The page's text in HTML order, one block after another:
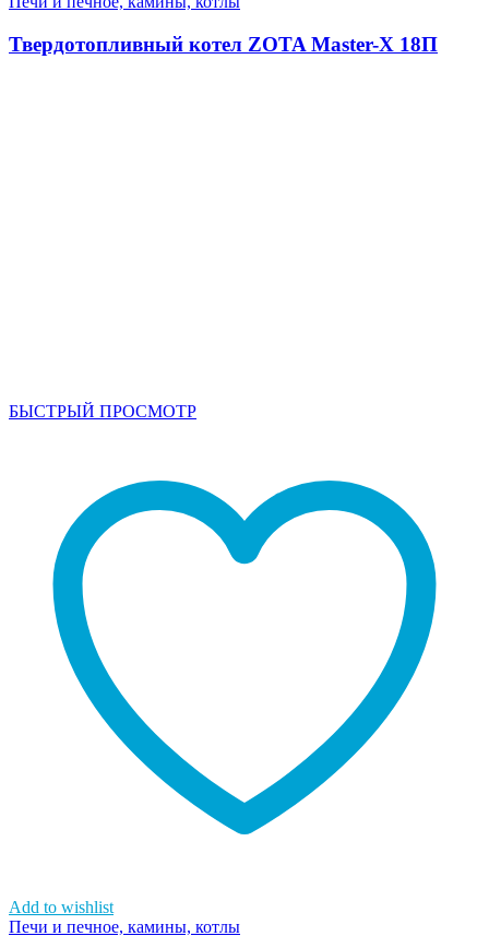
Твердотопливный котел ZOTA Master-Х 18П
БЫСТРЫЙ ПРОСМОТР
Add to wishlist
Печи и печное, камины, котлы